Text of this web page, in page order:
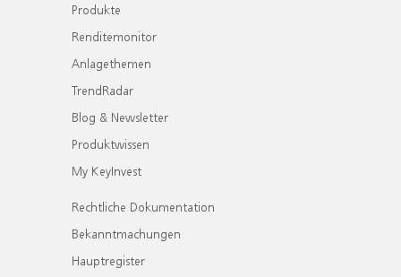
Produkte
Renditemonitor
Anlagethemen
TrendRadar
Blog & Newsletter
Produktwissen
My KeyInvest
Rechtliche Dokumentation
Bekanntmachungen
Hauptregister